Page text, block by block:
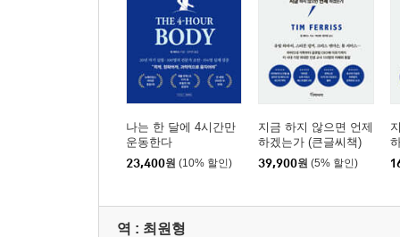
나는 한 달에 4시간만
운동한다
23,400원 (10% 할인)
지금 하지 않으면 언제
하겠는가 (큰글씨책)
39,900원 (5% 할인)
역 : 최원형